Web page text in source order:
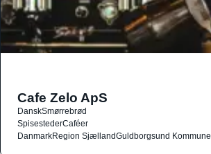
Cafe Zelo ApS
DanskSmørrebrød
SpisestederCaféer
DanmarkRegion SjællandGuldborgsund Kommune